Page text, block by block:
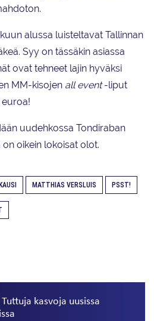
alussa luisteltavat Tallinnan
Syy on tässäkin asiassa
ovat tehneet lajin hyväksi
MM-kisojen all event-liput
uudehkossa Tondiraban
oikein lokoisat olot.
MATTHIAS VERSLUIS PSST!
Tuttuja kasvoja uusissa